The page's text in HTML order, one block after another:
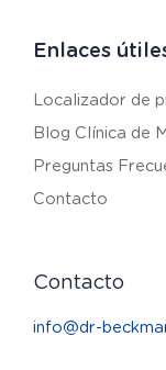
Enlaces
Localizador de
Blog Clínica de
Preguntas
Contacto
Contacto
info@dr-